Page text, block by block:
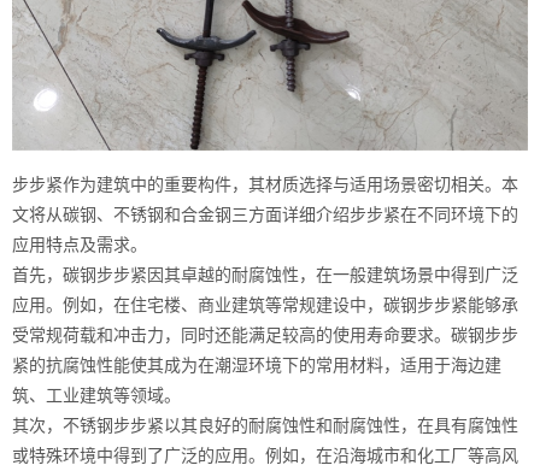
步步紧作为建筑中的重要构件，其材质选择与适用场景密切相关。本
文将从碳钢、不锈钢和合金钢三方面详细介绍步步紧在不同环境下的
应用特点及需求。
首先，碳钢步步紧因其卓越的耐腐蚀性，在一般建筑场景中得到广泛
应用。例如，在住宅楼、商业建筑等常规建设中，碳钢步步紧能够承
受常规荷载和冲击力，同时还能满足较高的使用寿命要求。碳钢步步
紧的抗腐蚀性能使其成为在潮湿环境下的常用材料，适用于海边建
筑、工业建筑等领域。
其次，不锈钢步步紧以其良好的耐腐蚀性和耐腐蚀性，在具有腐蚀性
或特殊环境中得到了广泛的应用。例如，在沿海城市和化工厂等高风